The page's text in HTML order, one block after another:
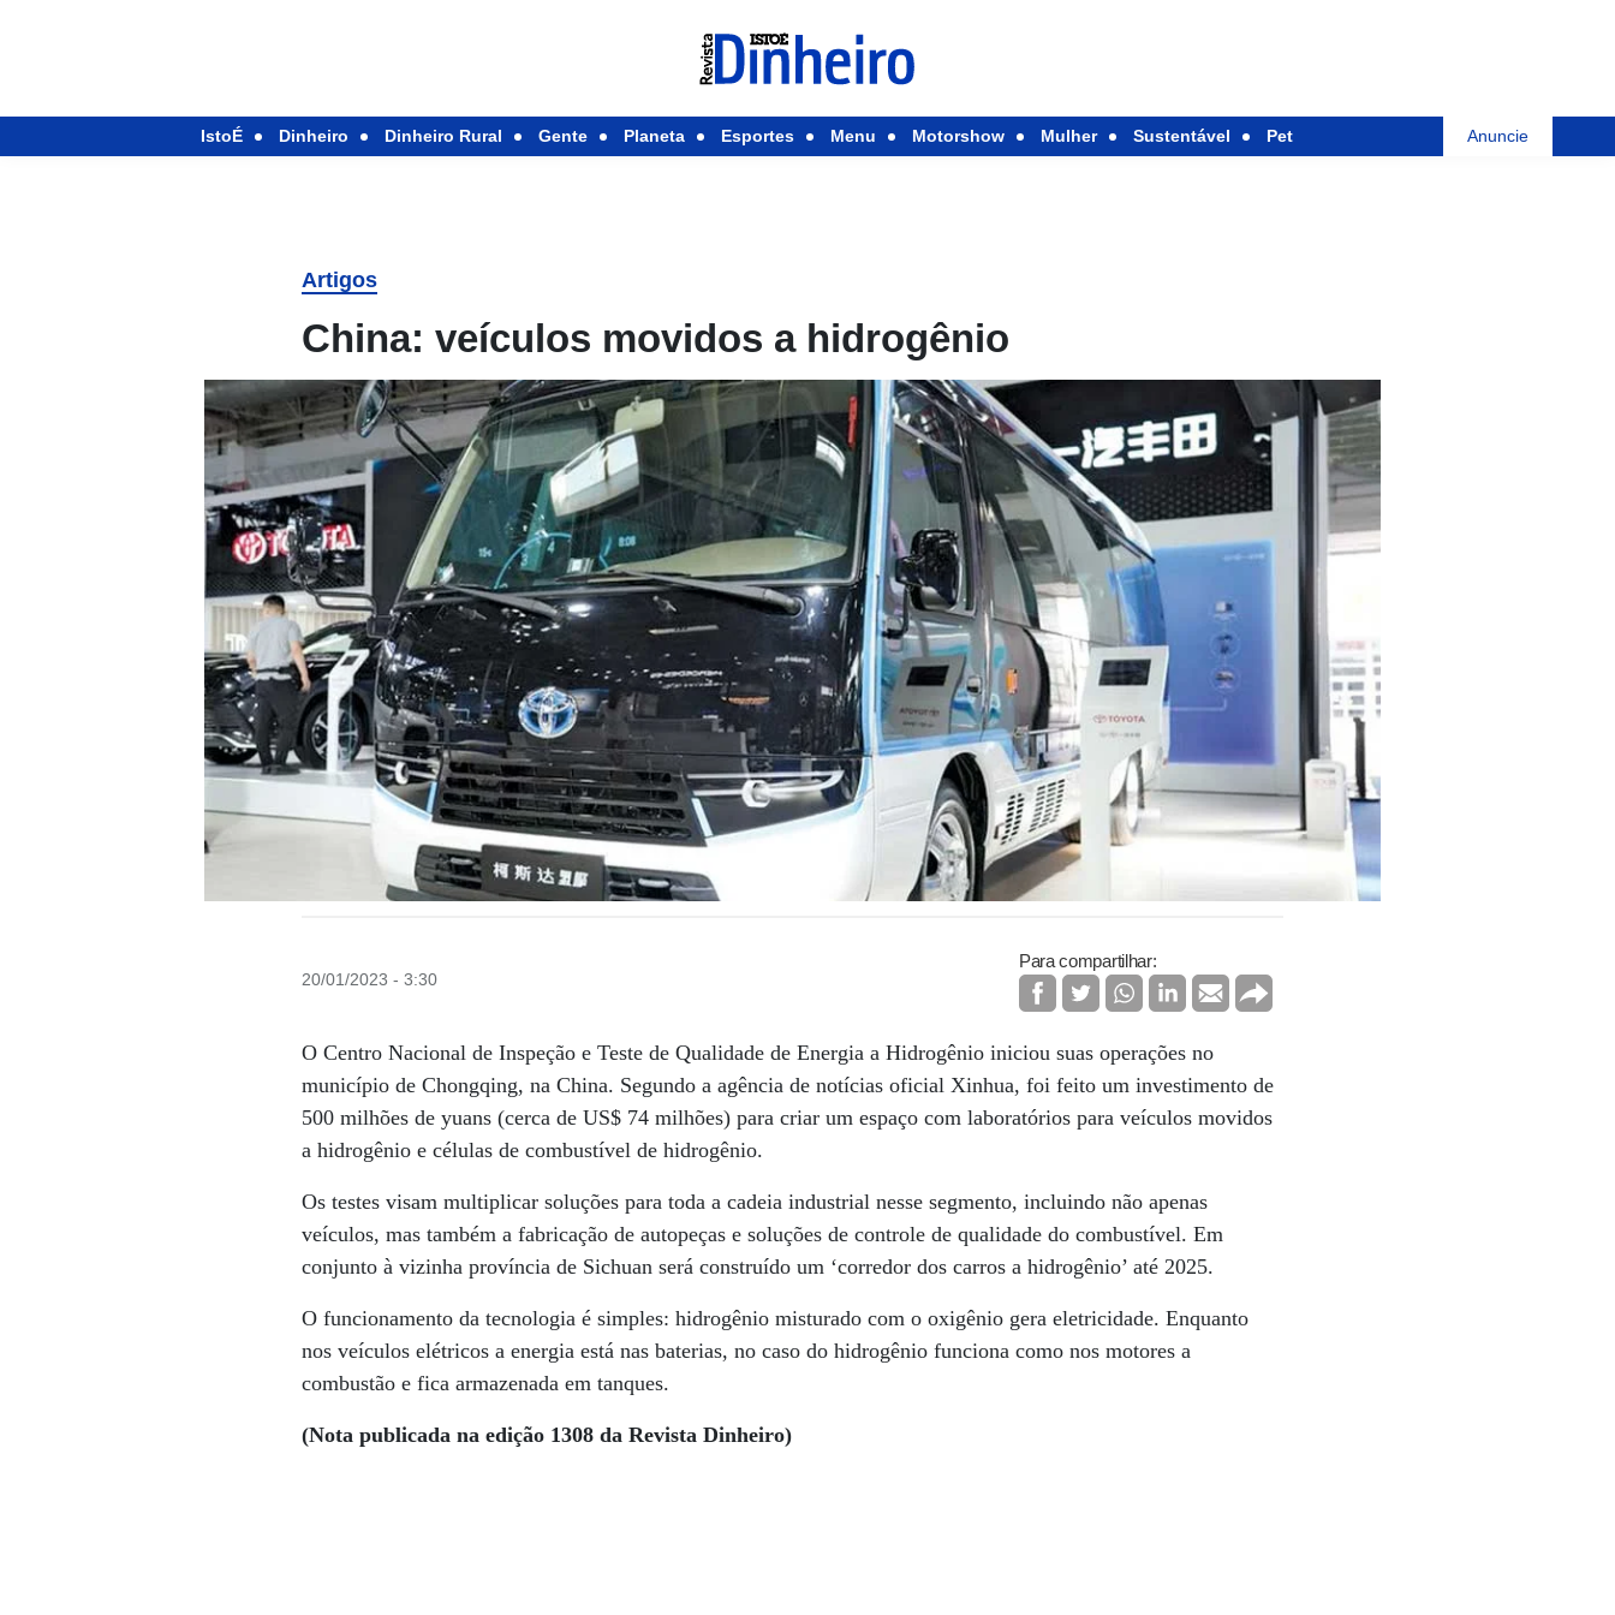
IstoÉ Dinheiro Dinheiro Rural Gente Planeta Esportes Menu Motorshow Mulher Sustentável Pet Anuncie
Artigos
China: veículos movidos a hidrogênio
20/01/2023 - 3:30
Para compartilhar:
O Centro Nacional de Inspeção e Teste de Qualidade de Energia a Hidrogênio iniciou suas operações no
município de Chongqing, na China. Segundo a agência de notícias oficial Xinhua, foi feito um investimento de
500 milhões de yuans (cerca de US$ 74 milhões) para criar um espaço com laboratórios para veículos movidos
a hidrogênio e células de combustível de hidrogênio.
Os testes visam multiplicar soluções para toda a cadeia industrial nesse segmento, incluindo não apenas
veículos, mas também a fabricação de autopeças e soluções de controle de qualidade do combustível. Em
conjunto à vizinha província de Sichuan será construído um ‘corredor dos carros a hidrogênio’ até 2025.
O funcionamento da tecnologia é simples: hidrogênio misturado com o oxigênio gera eletricidade. Enquanto
nos veículos elétricos a energia está nas baterias, no caso do hidrogênio funciona como nos motores a
combustão e fica armazenada em tanques.
(Nota publicada na edição 1308 da Revista Dinheiro)